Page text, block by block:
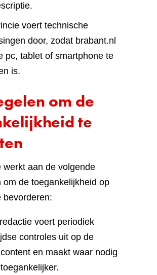
voert technische
door, zodat brabant.nl
pc, tablet of smartphone te
is.
om de
te
werkt aan de volgende
om de toegankelijkheid op
bevorderen:
voert periodiek
controles uit op de
en maakt waar nodig